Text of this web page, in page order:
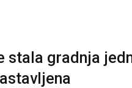
stala gradnja